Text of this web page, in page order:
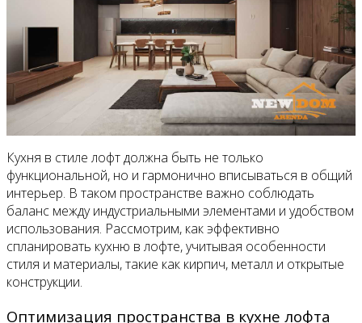
Кухня в стиле лофт должна быть не только
функциональной, но и гармонично вписываться в общий
интерьер. В таком пространстве важно соблюдать
баланс между индустриальными элементами и удобством
использования. Рассмотрим, как эффективно
спланировать кухню в лофте, учитывая особенности
стиля и материалы, такие как кирпич, металл и открытые
конструкции.
Оптимизация пространства в кухне лофта